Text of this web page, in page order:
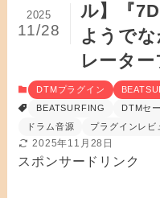
ル】『
ようで
レータ
2025
11/28
DTMプラグイン
BEATSURFING
DTMセ
ドラム音源
プラグインレビ
2025年11月28日
スポンサードリンク